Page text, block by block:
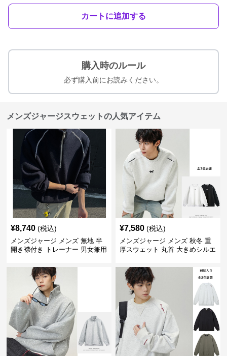
カートに追加する
購入時のルール
必ず購入前にお読みください。
メンズジャージスウェットの人気アイテム
¥8,740 (税込)
メンズジャージ メンズ 無地 半
開き襟付き トレーナー 男女兼用
¥7,580 (税込)
メンズジャージ メンズ 秋冬 重
厚スウェット 丸首 大きめシルエ